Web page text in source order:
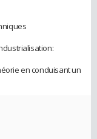
en conduisant un